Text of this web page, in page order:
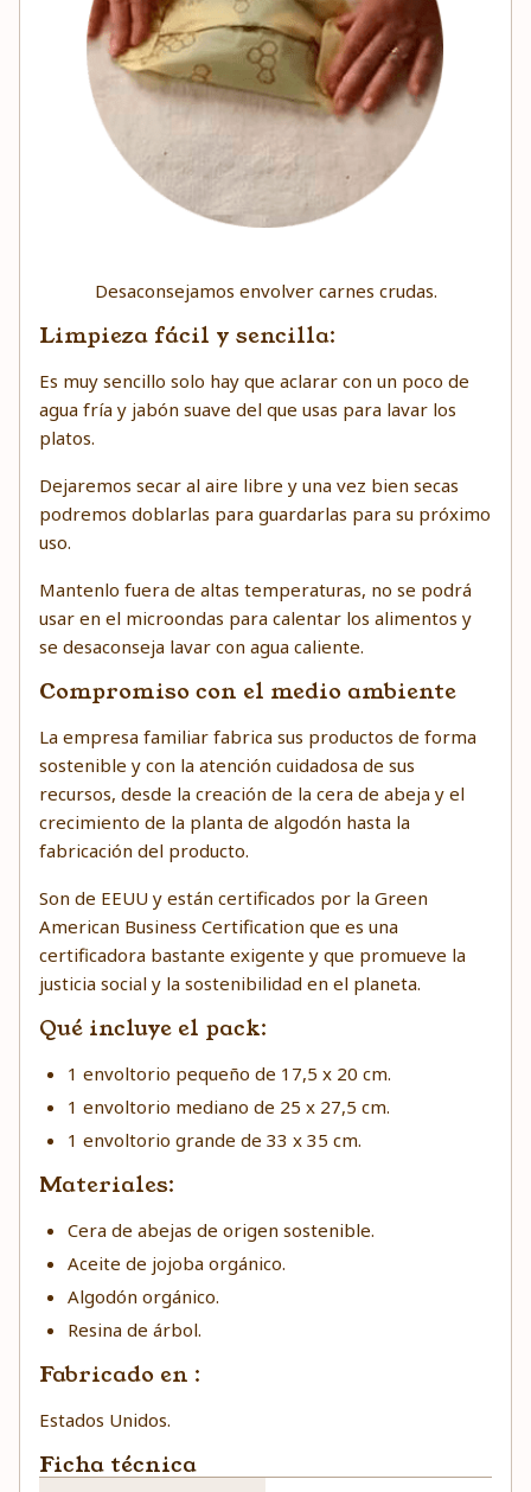
Desaconsejamos envolver carnes crudas.
Limpieza fácil y sencilla:
Es muy sencillo solo hay que aclarar con un poco de
agua fría y jabón suave del que usas para lavar los
platos.
Dejaremos secar al aire libre y una vez bien secas
podremos doblarlas para guardarlas para su próximo
uso.
Mantenlo fuera de altas temperaturas, no se podrá
usar en el microondas para calentar los alimentos y
se desaconseja lavar con agua caliente.
Compromiso con el medio ambiente
La empresa familiar fabrica sus productos de forma
sostenible y con la atención cuidadosa de sus
recursos, desde la creación de la cera de abeja y el
crecimiento de la planta de algodón hasta la
fabricación del producto.
Son de EEUU y están certificados por la Green
American Business Certification que es una
certificadora bastante exigente y que promueve la
justicia social y la sostenibilidad en el planeta.
Qué incluye el pack:
1 envoltorio pequeño de 17,5 x 20 cm.
1 envoltorio mediano de 25 x 27,5 cm.
1 envoltorio grande de 33 x 35 cm.
Materiales:
Cera de abejas de origen sostenible.
Aceite de jojoba orgánico.
Algodón orgánico.
Resina de árbol.
Fabricado en :
Estados Unidos.
Ficha técnica